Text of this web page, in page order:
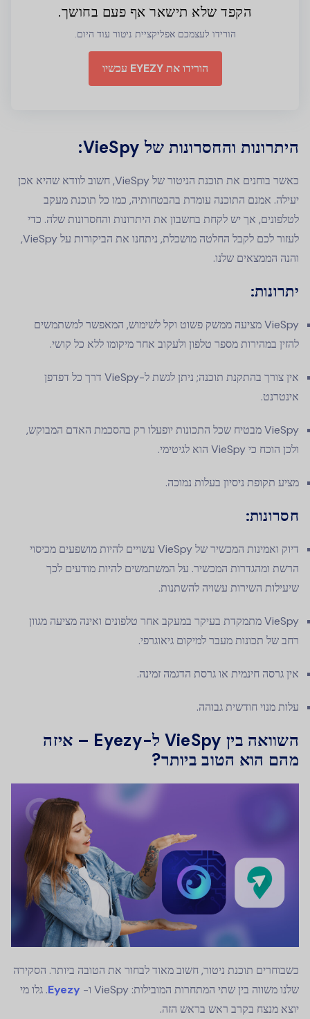
הקפד שלא תישאר אף פעם בחושך.
הורידו לעצמכם אפליקציית ניטור עוד היום.
הורידו את EYEZY עכשיו
היתרונות והחסרונות של VieSpy:
כאשר בוחנים את תוכנת הניטור של VieSpy, חשוב לוודא שהיא אכן
יעילה. אמנם התוכנה עומדת בהבטחותיה, כמו כל תוכנת מעקב
לטלפונים, אך יש לקחת בחשבון את היתרונות והחסרונות שלה. כדי
לעזור לכם לקבל החלטה מושכלת, ניתחנו את הביקורות על VieSpy,
והנה הממצאים שלנו.
יתרונות:
VieSpy מציעה ממשק פשוט וקל לשימוש, המאפשר למשתמשים
להזין במהירות מספר טלפון ולעקוב אחר מיקומו ללא כל קושי.
אין צורך בהתקנת תוכנה; ניתן לגשת ל-VieSpy דרך כל דפדפן
אינטרנט.
VieSpy מבטיח שכל התכונות יופעלו רק בהסכמת האדם המבוקש,
ולכן הוכח כי VieSpy הוא לגיטימי.
מציע תקופת ניסיון בעלות נמוכה.
חסרונות:
דיוק ואמינות המכשיר של VieSpy עשויים להיות מושפעים מכיסוי
הרשת ומהגדרות המכשיר. על המשתמשים להיות מודעים לכך
שיעילות השירות עשויה להשתנות.
VieSpy מתמקדת בעיקר במעקב אחר טלפונים ואינה מציעה מגוון
רחב של תכונות מעבר למיקום גיאוגרפי.
אין גרסה חינמית או גרסת הדגמה זמינה.
עלות מנוי חודשית גבוהה.
השוואה בין VieSpy ל-Eyezy – איזה
מהם הוא הטוב ביותר?
כשבוחרים תוכנת ניטור, חשוב מאוד לבחור את הטובה ביותר. הסקירה
שלנו משווה בין שתי המתחרות המובילות: VieSpy ו-
Eyezy. גלו מי
יוצא מנצח בקרב ראש בראש הזה.